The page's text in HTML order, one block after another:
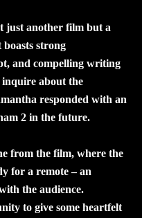
just another film but a
strong
and compelling writing
about the
responded with an
2 in the future.
from the film, where the
for a remote – an
the audience.
to give some heartfelt